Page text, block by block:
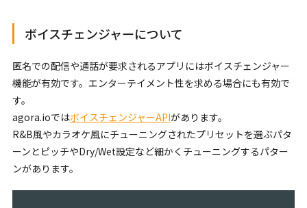
ボイスチェンジャーについて
匿名での配信や通話が要求されるアプリにはボイスチェンジャー
機能が有効です。エンターテイメント性を求める場合にも有効で
す。
agora.ioではボイスチェンジャーAPIがあります。
R&B風やカラオケ風にチューニングされたプリセットを選ぶパタ
ーンとピッチやDry/Wet設定など細かくチューニングするパター
ンがあります。